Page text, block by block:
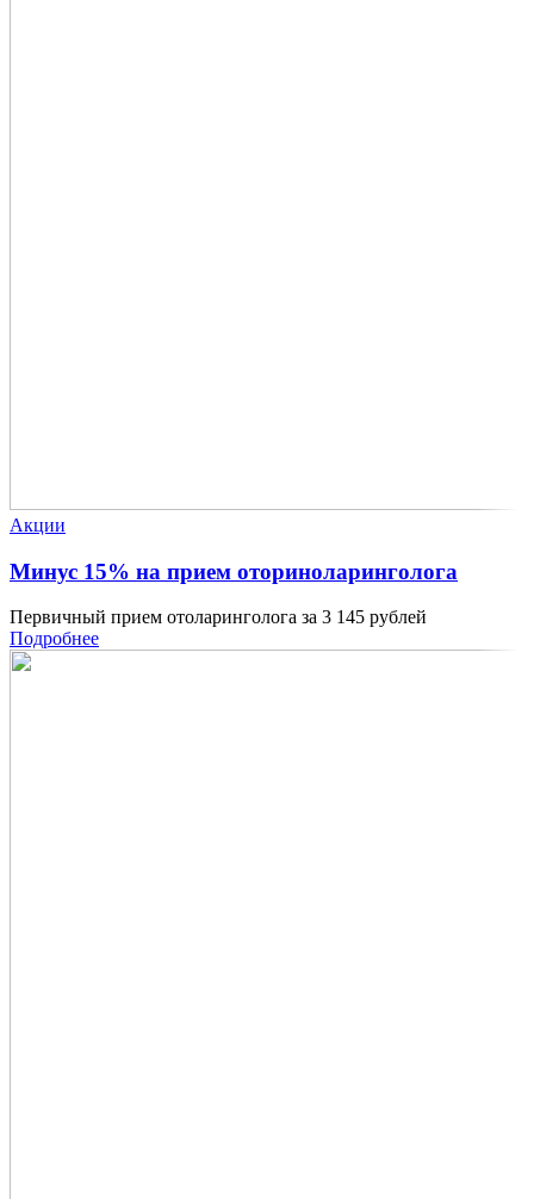
Акции
Минус 15% на прием оториноларинголога
Первичный прием отоларинголога за 3 145 рублей
Подробнее